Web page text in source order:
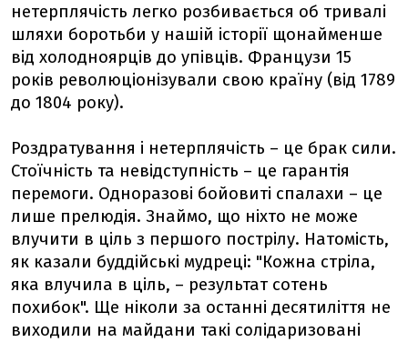
нетерплячість легко розбивається об тривалі
шляхи боротьби у нашій історії щонайменше
від холодноярців до упівців. Французи 15
років революціонізували свою країну (від 1789
до 1804 року).
Роздратування і нетерплячість – це брак сили.
Стоїчність та невідступність – це гарантія
перемоги. Одноразові бойовиті спалахи – це
лише прелюдія. Знаймо, що ніхто не може
влучити в ціль з першого пострілу. Натомість,
як казали буддійські мудреці: "Кожна стріла,
яка влучила в ціль, – результат сотень
похибок". Ще ніколи за останні десятиліття не
виходили на майдани такі солідаризовані